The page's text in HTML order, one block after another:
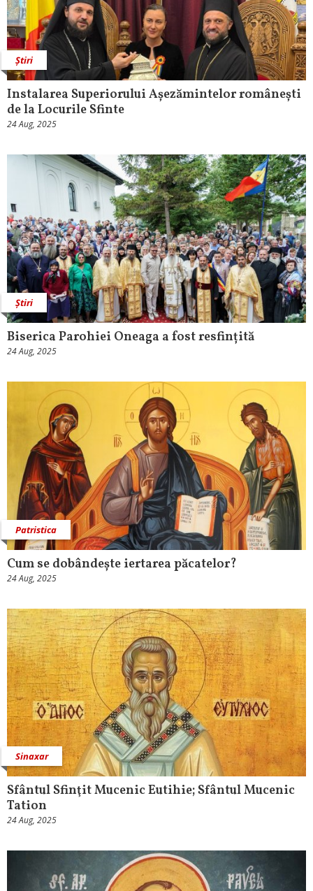
Știri
Instalarea Superiorului Așezămintelor românești
de la Locurile Sfinte
24 Aug, 2025
Știri
Biserica Parohiei Oneaga a fost resfințită
24 Aug, 2025
Patristica
Cum se dobândește iertarea păcatelor?
24 Aug, 2025
Sinaxar
Sfântul Sfinţit Mucenic Eutihie; Sfântul Mucenic
Tation
24 Aug, 2025